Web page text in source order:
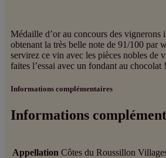
Médaille d’or au concours des vignerons
obtenant la très belle note de 91/100 par
servirez ce vin avec les pièces nobles de
faites l’essai avec un fondant au chocolat
Informations complémentaires
Informations
Appellation Côtes du Roussillon